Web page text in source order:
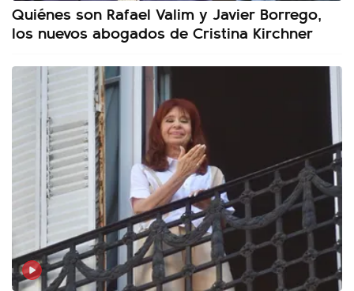
Quiénes son Rafael Valim y Javier Borrego,
los nuevos abogados de Cristina Kirchner